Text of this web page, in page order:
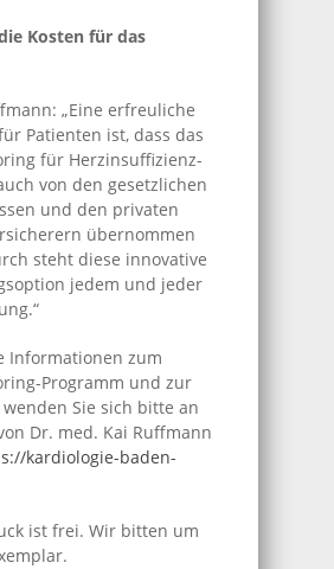
Kosten für das
„Eine erfreuliche
Patienten ist, dass das
für Herzinsuffizienz-
von den gesetzlichen
und den privaten
übernommen
steht diese innovative
jedem und jeder
Informationen zum
Programm und zur
Sie sich bitte an
Dr. med. Kai Ruffmann
kardiologie-baden-
ist frei. Wir bitten um